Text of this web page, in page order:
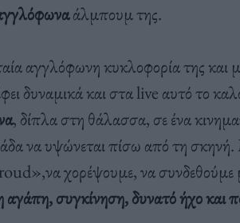
άλμπουμ της.
αγγλόφωνη κυκλοφορία της και
δυναμικά και στα live αυτό το
, δίπλα στη θάλασσα, σε ένα
να υψώνεται πίσω από τη
χορέψουμε, να συνδεθούμε
αγάπη, συγκίνηση, δυνατό ήχο και